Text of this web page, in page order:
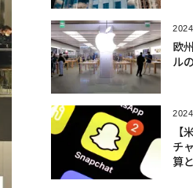
欧
ル
【
チ
算